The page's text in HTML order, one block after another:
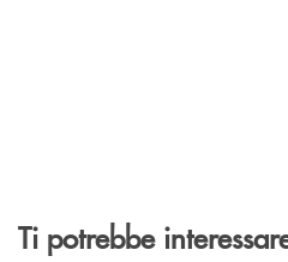
Ti potrebbe